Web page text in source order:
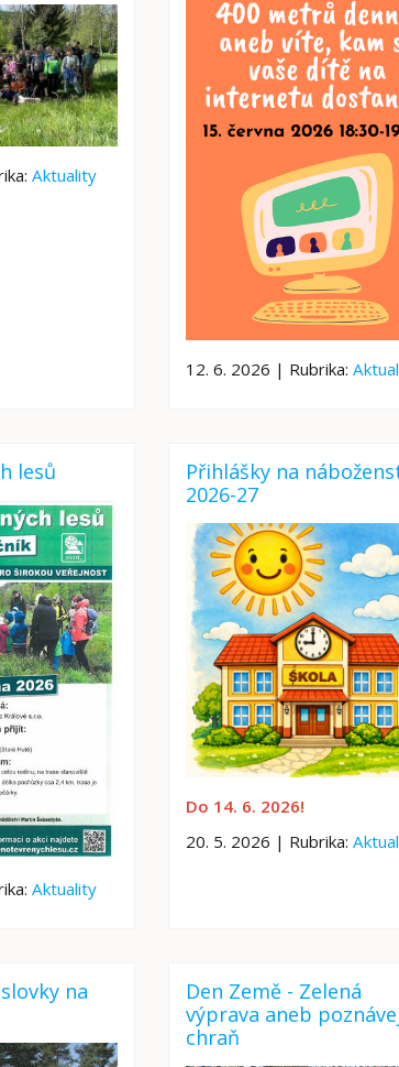
Aktuality
12. 6. 2026 | Rubrika:
lesů
Aktuality
Přihlášky na
2026-27
Do 14. 6. 2026!
20. 5. 2026 | Rubrika:
na
Den Země - Zelená
výprava aneb
chraň